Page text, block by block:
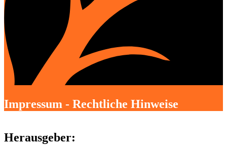
Impressum - Rechtliche Hinweise
Herausgeber: